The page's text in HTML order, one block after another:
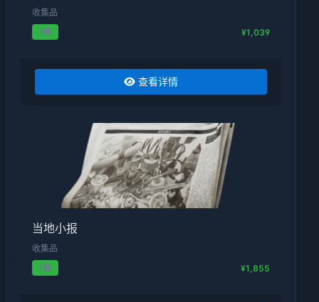
收集品
1级
¥1,039
查看详情
当地小报
收集品
1级
¥1,855